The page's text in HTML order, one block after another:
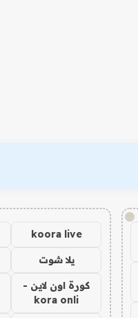
!
koora live
يلا شوت
كورة اون لاين -
kora onli